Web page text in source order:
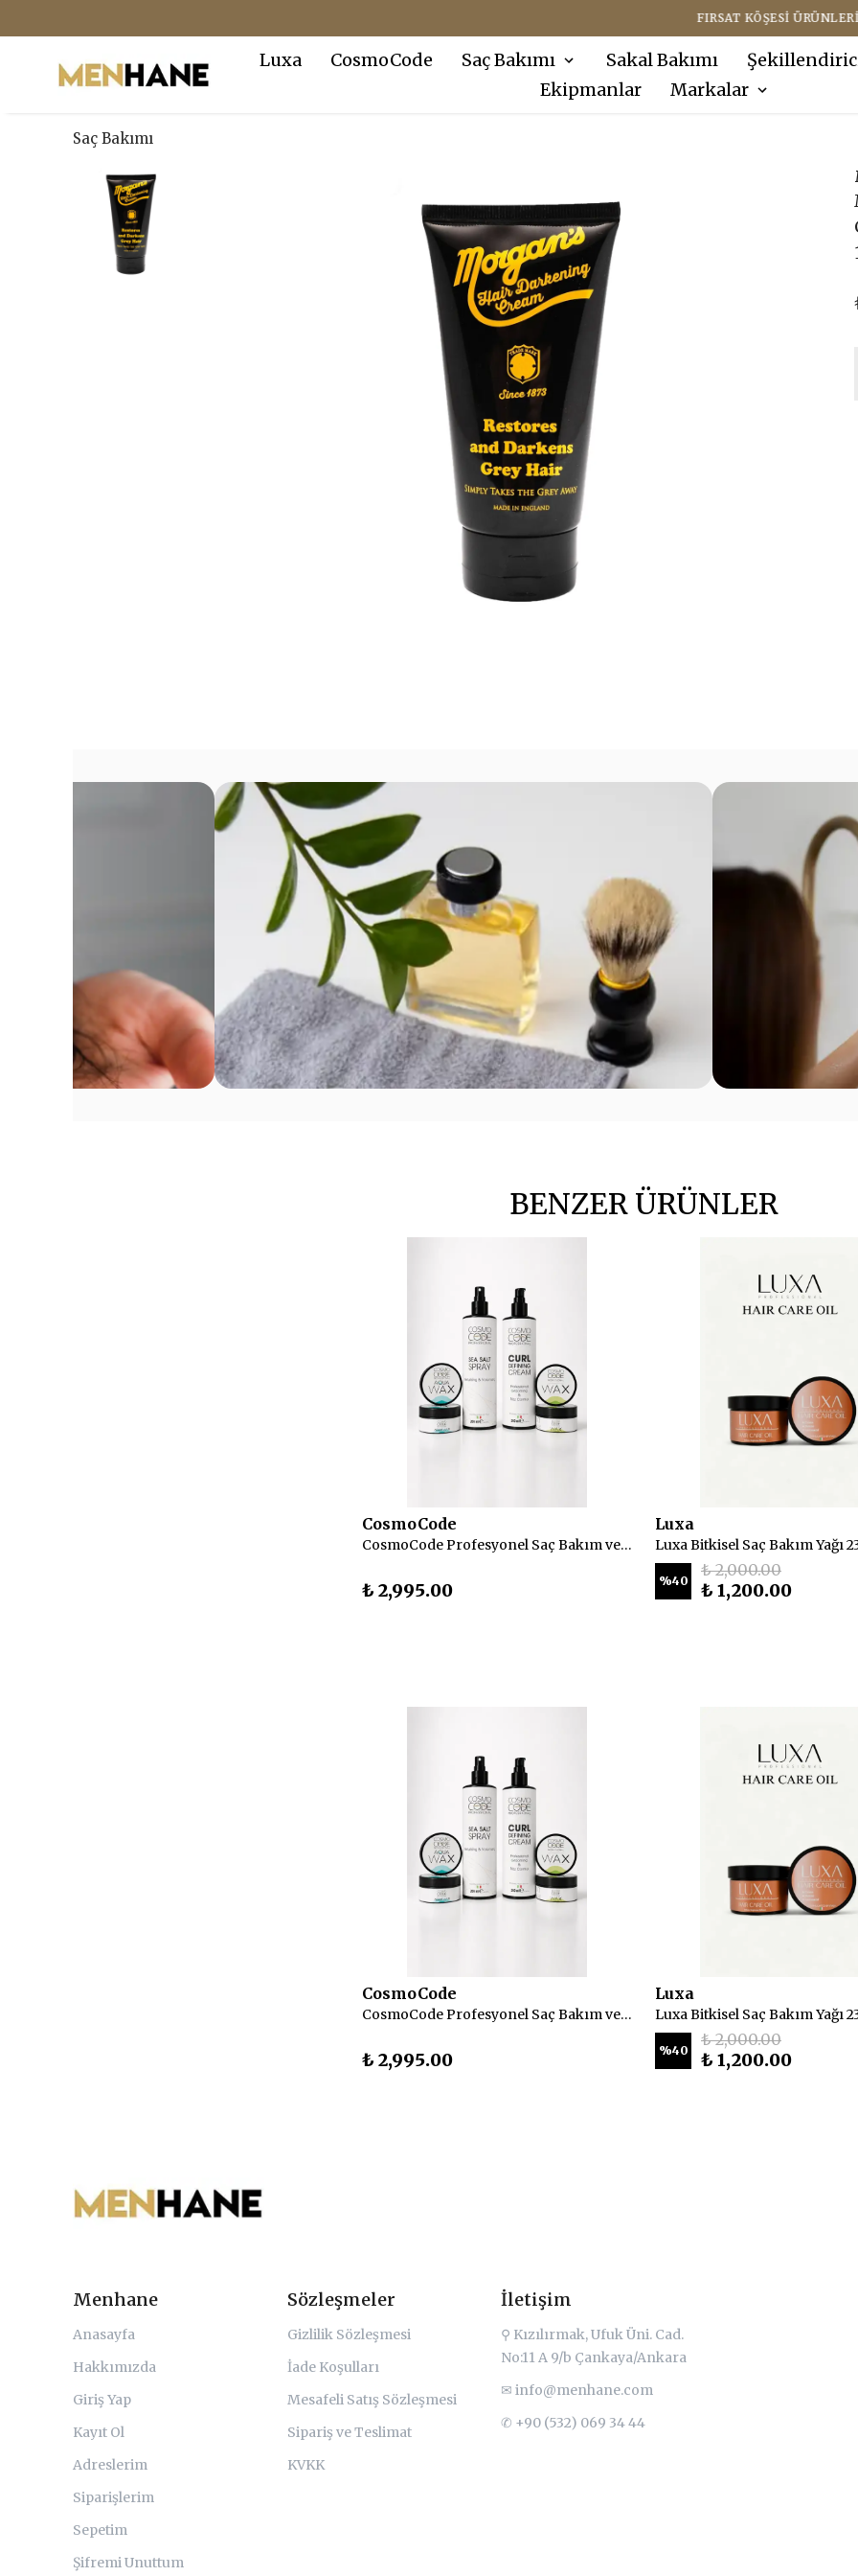
FIRSAT KÖŞESI ÜRÜNLERINDE SEPETTE EKSTRA %10 İNDIRIM !
Luxa CosmoCode Saç Bakımı Sakal Bakımı
Ekipmanlar
Markalar
Saç Bakımı
BENZER ÜRÜNLER
CosmoCode
CosmoCode Profesyonel Saç Bakım ve Şekillendirici 4'lü Set
₺ 2,995.00
Luxa
Luxa Bitkisel Saç Bakım Yağı
%40
₺ 2,000.00
₺ 1,200.00
CosmoCode
CosmoCode Profesyonel Saç Bakım ve Şekillendirici 4'lü Set
₺ 2,995.00
Luxa
Luxa Bitkisel Saç Bakım Yağı
%40
₺ 2,000.00
₺ 1,200.00
Menhane
Anasayfa
Hakkımızda
Giriş Yap
Kayıt Ol
Adreslerim
Siparişlerim
Sepetim
Şifremi Unuttum
Sözleşmeler
Gizlilik Sözleşmesi
İade Koşulları
Mesafeli Satış Sözleşmesi
Sipariş ve Teslimat
KVKK
İletişim
⚲ Kızılırmak, Ufuk Üni. Cad.
No:11 A 9/b Çankaya/Ankara
✉ info@menhane.com
✆ +90 (532) 069 34 44